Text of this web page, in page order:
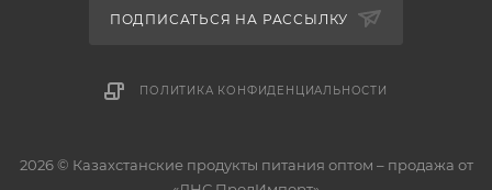
ПОДПИСАТЬСЯ НА РАССЫЛКУ
ПОЛИТИКА КОНФИДЕНЦИАЛЬНОСТИ
2026 © Казахстанские продукты питания оптом – продажа от